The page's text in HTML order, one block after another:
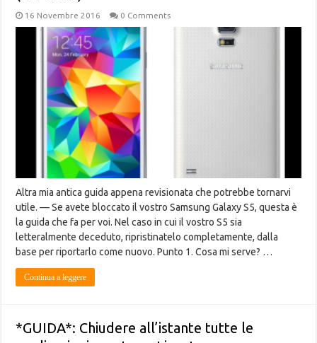
16 Novembre 2016 0 Comments
Altra mia antica guida appena revisionata che potrebbe tornarvi
utile. — Se avete bloccato il vostro Samsung Galaxy S5, questa è
la guida che fa per voi. Nel caso in cui il vostro S5 sia
letteralmente deceduto, ripristinatelo completamente, dalla
base per riportarlo come nuovo. Punto 1. Cosa mi serve? …
Continua a leggere
*GUIDA*: Chiudere all’istante tutte le